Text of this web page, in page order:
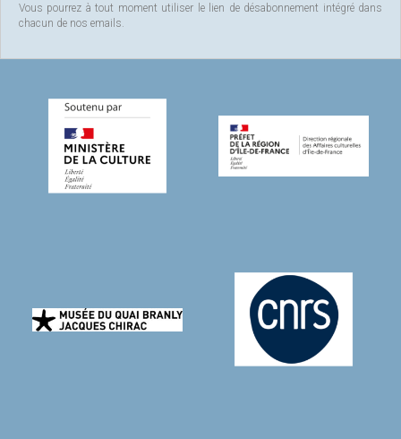
Vous pourrez à tout moment utiliser le lien de désabonnement intégré dans
chacun de nos emails.